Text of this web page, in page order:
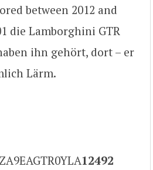
between 2012 and
die Lamborghini GTR
ihn gehört, dort – er
Lärm.
12492